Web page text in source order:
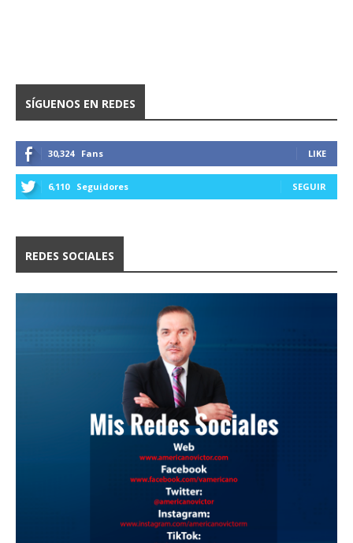
SÍGUENOS EN REDES
30,324 Fans LIKE
6,110 Seguidores SEGUIR
REDES SOCIALES